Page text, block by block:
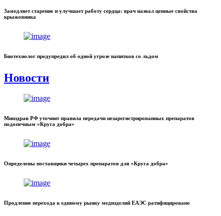
Замедляет старение и улучшает работу сердца: врач назвал ценные свойства
крыжовника
Биотехнолог предупредил об одной угрозе напитков со льдом
Новости
Минздрав РФ уточнит правила передачи незарегистрированных препаратов
подопечным «Круга добра»
Определены поставщики четырех препаратов для «Круга добра»
Продление перехода к единому рынку медизделий ЕАЭС ратифицировано